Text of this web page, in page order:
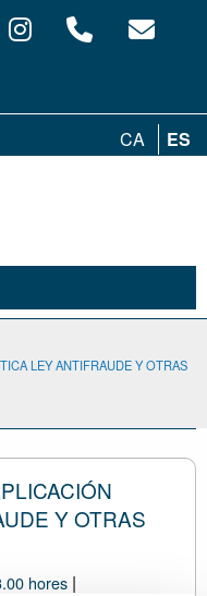
CA ES
LEY ANTIFRAUDE Y OTRAS
Y OTRAS
hores |